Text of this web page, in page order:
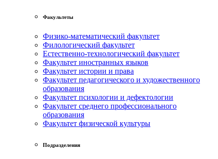
Факультеты
Физико-математический факультет
Филологический факультет
Естественно-технологический факультет
Факультет иностранных языков
Факультет истории и права
Факультет педагогического и художественного
образования
Факультет психологии и дефектологии
Факультет среднего профессионального
образования
Факультет физической культуры
Подразделения